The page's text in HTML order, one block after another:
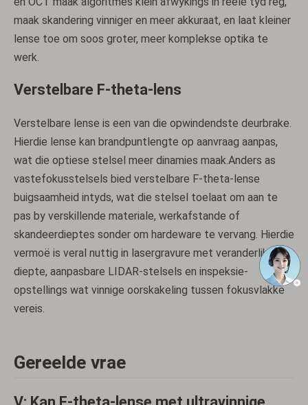
maak skandering vinniger en meer akkuraat, en laat kleiner
lense toe om soos groter, meer komplekse optika te
werk.
Verstelbare F-theta-lens
Verstelbare lense is een van die opwindendste deurbrake.
Hierdie lense kan brandpuntlengte op aanvraag aanpas,
wat die optiese stelsel meer dinamies maak.Anders as
vastefokusstelsels bied verstelbare F-theta-lense
buigsaamheid intyds, wat die stelsel toelaat om aan te
pas by verskillende materiale, werkafstande of
skandeerdieptes sonder om hardeware te vervang. Hierdie
vermoë is veral nuttig in lasergravure met veranderlike
diepte, aanpasbare LIDAR-stelsels en inspeksie-
opstellings wat vinnige oorskakeling tussen fokusvlakke
vereis.
Gereelde vrae